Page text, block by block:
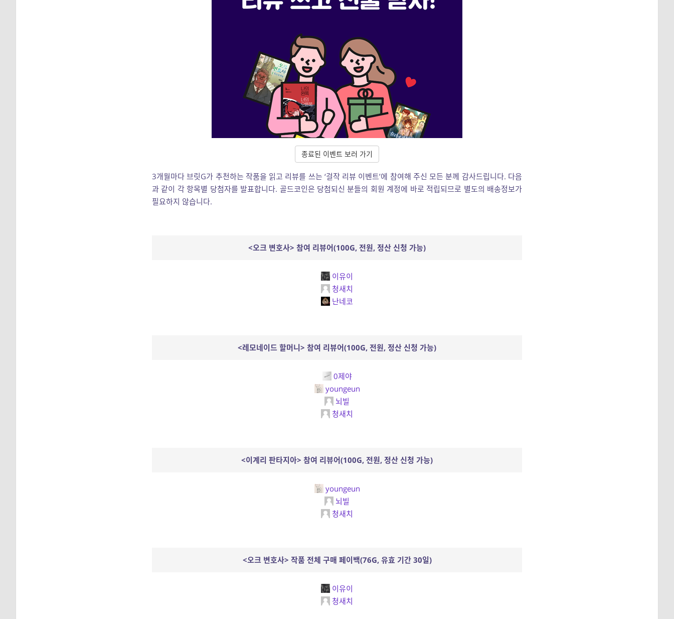
종료된 이벤트 보러 가기
3개월마다 브릿G가 추천하는 작품을 읽고 리뷰를 쓰는 ‘걸작 리뷰 이벤트’에 참여해 주신 모든 분께 감사드립니다. 다음
과 같이 각 항목별 당첨자를 발표합니다. 골드코인은 당첨되신 분들의 회원 계정에 바로 적립되므로 별도의 배송정보가
필요하지 않습니다.
<오크 변호사> 참여 리뷰어(100G, 전원, 정산 신청 가능)
이유이
청새치
난네코
<레모네이드 할머니> 참여 리뷰어(100G, 전원, 정산 신청 가능)
0제야
youngeun
뇌빌
청새치
<이계리 판타지아> 참여 리뷰어(100G, 전원, 정산 신청 가능)
youngeun
뇌빌
청새치
<오크 변호사> 작품 전체 구매 페이백(76G, 유효 기간 30일)
이유이
청새치